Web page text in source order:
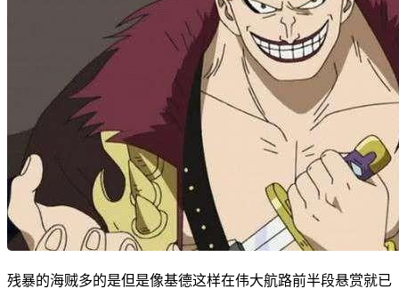
残暴的海贼多的是但是像基德这样在伟大航路前半段悬赏就已